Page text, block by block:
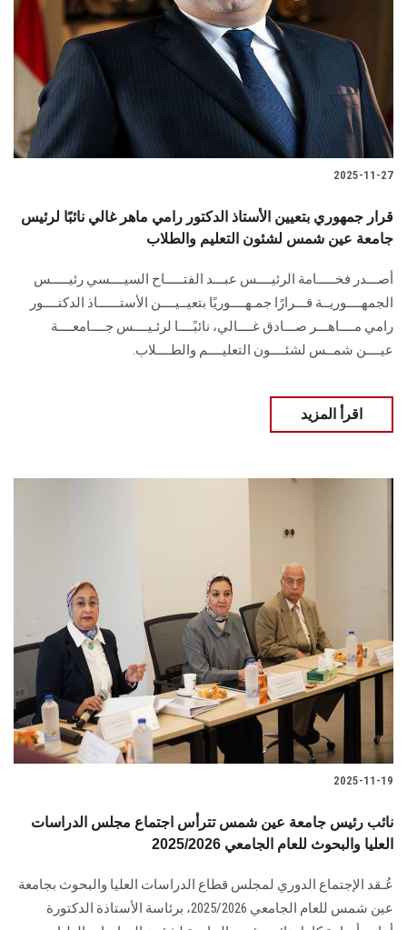
2025-11-27
قرار جمهوري بتعيين الأستاذ الدكتور رامي ماهر غالي نائبًا لرئيس
جامعة عين شمس لشئون التعليم والطلاب
أصـــدر فخـــــامة الرئيــــس عبـــد الفتـــــاح السيــــسي رئيـــــس
الجمهــــوريــة قـــرارًا جمـهــــوريًا بتعيــيــــن الأستــــــاذ الدكتــــور
رامي مــــاهـــر صـــادق غــــالي، نائبًــــا لرئـيــــس جــــامعــــة
عيــــن شمــس لشئــــون التعليــــم والطــــلاب.
اقرأ المزيد
2025-11-19
نائب رئيس جامعة عين شمس تترأس اجتماع مجلس الدراسات
العليا والبحوث للعام الجامعي 2025/2026
عُـقد الإجتماع الدوري لمجلس قطاع الدراسات العليا والبحوث بجامعة
عين شمس للعام الجامعي 2025/2026، برئاسة الأستاذة الدكتورة